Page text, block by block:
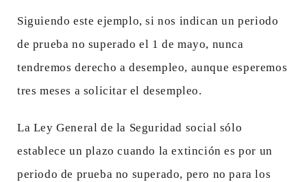
Siguiendo este ejemplo, si nos indican un periodo
de prueba no superado el 1 de mayo, nunca
tendremos derecho a desempleo, aunque esperemos
tres meses a solicitar el desempleo.
La Ley General de la Seguridad social sólo
establece un plazo cuando la extinción es por un
periodo de prueba no superado, pero no para los